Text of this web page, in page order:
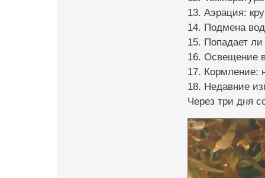
13. Аэрация:
14. Подмена
15. Попадает
16. Освещение
17. Кормление:
18. Недавние
Через три дня